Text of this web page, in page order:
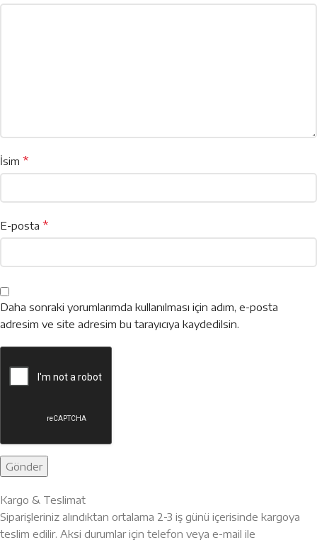
İsim *
E-posta *
Daha sonraki yorumlarımda kullanılması için adım, e-posta
adresim ve site adresim bu tarayıcıya kaydedilsin.
Kargo & Teslimat
Siparişleriniz alındıktan ortalama 2-3 iş günü içerisinde kargoya
teslim edilir. Aksi durumlar için telefon veya e-mail ile